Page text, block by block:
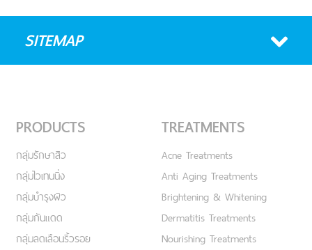
SITEMAP
PRODUCTS
กลุ่มรักษาสิว
กลุ่มไวเทนนิ่ง
กลุ่มบำรุงผิว
กลุ่มกันแดด
กลุ่มลดเลือนริ้วรอย
TREATMENTS
Acne Treatments
Anti Aging Treatments
Brightening & Whitening
Dermatitis Treatments
Nourishing Treatments